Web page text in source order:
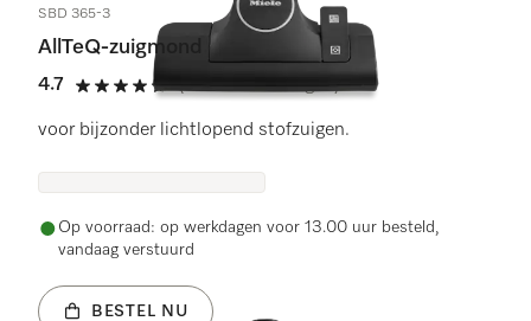
SBD 365-3
AllTeQ-zuigmond
4.7
4.7 sterren op 5
(114 beoordelingen)
voor bijzonder lichtlopend stofzuigen.
Op voorraad: op werkdagen voor 13.00 uur besteld,
vandaag verstuurd
BESTEL NU